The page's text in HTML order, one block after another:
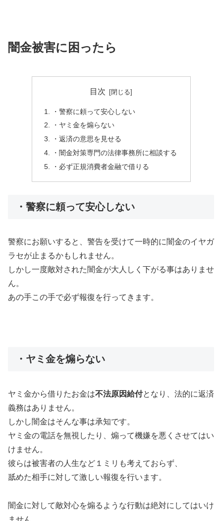
闇金被害に困ったら
目次
・警察に頼って安心しない
・ヤミ金を煽らない
・返済の意思を見せる
・闇金対策専門の法律事務所に相談する
・必ず正規消費者金融で借りる
・警察に頼って安心しない
警察にお願いすると、警告を受けて一時的に闇金のイヤガ
ラセが止まるかもしれません。
しかし一度敵対された闇金が大人しく下がる事はありませ
ん。
あの手この手で必ず報復を行ってきます。
・ヤミ金を煽らない
ヤミ金から借りたお金は不法原因給付となり、法的に返済
義務はありません。
しかし闇金はそんな事は承知です。
ヤミ金の電話を無視したり、煽って機嫌を悪くさせてはい
けません。
彼らは被害者の人生など１ミリも考えておらず、
舐めた相手に対して激しい報復を行います。
闇金に対して敵対心を煽るような行動は絶対にしてはいけ